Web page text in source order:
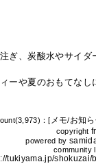
ぎ、炭酸水やサイダ
ーや夏のおもてなし
：[ メモ/お知
copyright
powered by
community
tukiyama.jp/shokuzai/